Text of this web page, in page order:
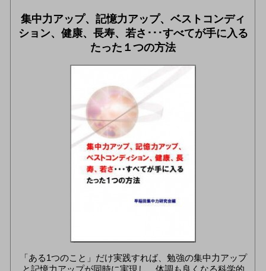
集中力アップ、記憶力アップ、ベストコンディ
ション、健康、長寿、若さ･･･すべてが手に入る
たった１つの方法
「ある1つのこと」だけ実践すれば、勉強の集中力アップ